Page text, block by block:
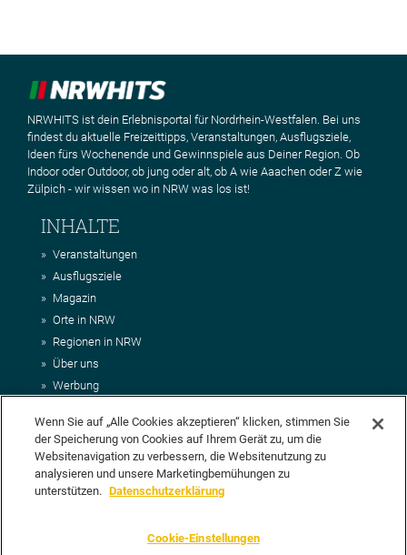
NRWHITS ist dein Erlebnisportal für Nordrhein-Westfalen. Bei uns
findest du aktuelle Freizeittipps, Veranstaltungen, Ausflugsziele,
Ideen fürs Wochenende und Gewinnspiele aus Deiner Region. Ob
Indoor oder Outdoor, ob jung oder alt, ob A wie Aaachen oder Z wie
Zülpich - wir wissen wo in NRW was los ist!
INHALTE
Veranstaltungen
Ausflugsziele
Magazin
Orte in NRW
Regionen in NRW
Über uns
Werbung
Impressum
AGB
Datenschutz
DEIN VORSCHLAG FÜR NRWHITS
vorschlagen? Klasse, dann nutze doch einfach
Wenn Sie auf „Alle Cookies akzeptieren“ klicken, stimmen Sie
der Speicherung von Cookies auf Ihrem Gerät zu, um die
Websitenavigation zu verbessern, die Websitenutzung zu
analysieren und unsere Marketingbemühungen zu
unterstützen. Datenschutzerklärung
Cookie-Einstellungen